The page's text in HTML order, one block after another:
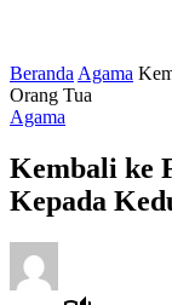
Beranda Agama
Orang Tua
Agama
Kembali ke
Kepada